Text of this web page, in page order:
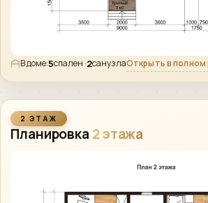
В доме:5спален ·2санузлаОткрыть в
2 ЭТАЖ
Планировка 2 этажа